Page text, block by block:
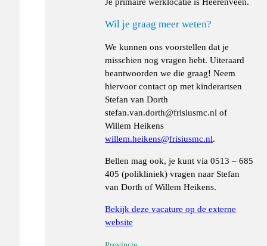
Wil je graag meer weten?
We kunnen ons voorstellen dat je
misschien nog vragen hebt. Uiteraard
beantwoorden we die graag! Neem
hiervoor contact op met kinderartsen
Stefan van Dorth
stefan.van.dorth@frisiusmc.nl of
Willem Heikens
willem.heikens@frisiusmc.nl.
Bellen mag ook, je kunt via 0513 – 685
405 (polikliniek) vragen naar Stefan
van Dorth of Willem Heikens.
Bekijk deze vacature op de externe
website